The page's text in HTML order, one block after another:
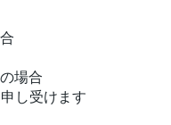
場合
し受けます